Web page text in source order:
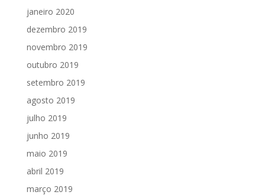
janeiro 2020
dezembro 2019
novembro 2019
outubro 2019
setembro 2019
agosto 2019
julho 2019
junho 2019
maio 2019
abril 2019
março 2019